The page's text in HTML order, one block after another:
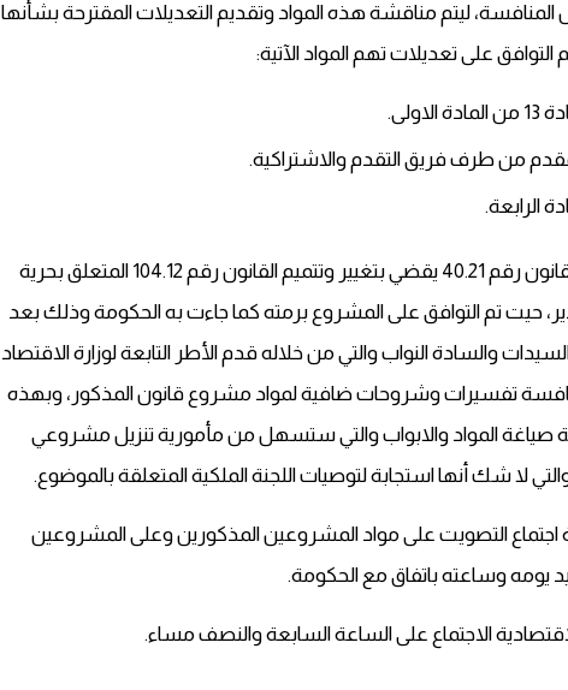
المتعلق بمجلس المنافسة، ليتم مناقشة هذه المواد وتقديم التعديلات المقترحة بشأنها
على تعديلات تهم المواد الآتية:
الرابعة.
تم الانتقال بعدها لتقديم مواد مشروع القانون رقم 40.21 يقضي بتغيير وتتميم القانون رقم 104.12 المتعلق بحرية
حيت تم التوافق على المشروع برمته كما جاءت به الحكومة وذلك بعد
والسادة النواب والتي من خلاله قدم الأطر التابعة لوزارة الاقتصاد
تفسيرات وشروحات ضافية لمواد مشروع قانون المذكور، وبهذه
المواد والابواب والتي ستسهل من مأمورية تنزيل مشروعي
لا شك أنها استجابة لتوصيات اللجنة الملكية المتعلقة بالموضوع.
اجتماع التصويت على مواد المشروعين المذكورين وعلى المشروعين
يومه وساعته باتفاق مع الحكومة.
الاجتماع على الساعة السابعة والنصف مساء.